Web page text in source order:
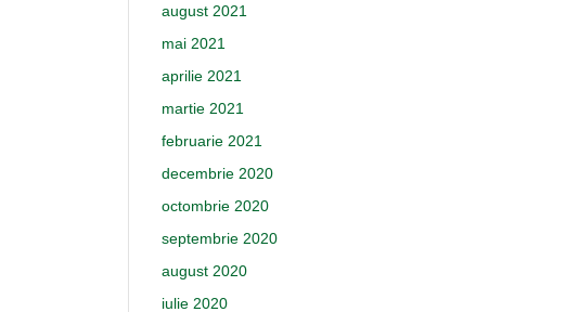
august 2021
mai 2021
aprilie 2021
martie 2021
februarie 2021
decembrie 2020
octombrie 2020
septembrie 2020
august 2020
iulie 2020